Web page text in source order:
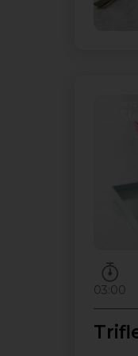
Czas
03:00
Ilość